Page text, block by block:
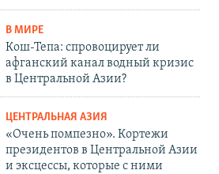
В МИРЕ
Кош-Тепа: спровоцирует ли
афганский канал водный кризис
в Центральной Азии?
ЦЕНТРАЛЬНАЯ АЗИЯ
«Очень помпезно». Кортежи
президентов в Центральной Азии
и эксцессы, которые с ними